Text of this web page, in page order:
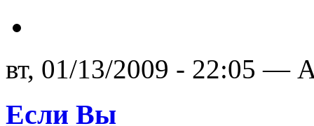
вт, 01/13/2009 - 22:05 —
Если Вы